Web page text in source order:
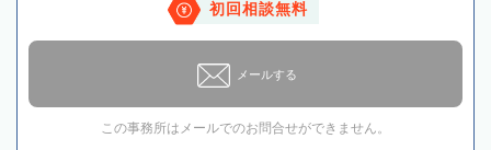
初回相談無料
メールする
この事務所はメールでのお問合せができません。